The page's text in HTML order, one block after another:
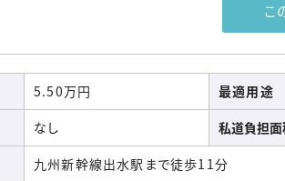
こ
5.50万円 最適用途
なし
私道負担
九州新幹線出水駅まで徒歩11分